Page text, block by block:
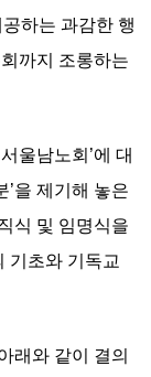
하는 과감한 행
까지 조롱하는
울남노회’에 대
’을 제기해 놓은
식 및 임명식을
기초와 기독교
래와 같이 결의